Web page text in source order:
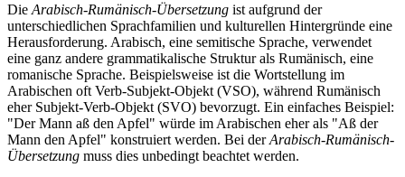
Die Arabisch-Rumänisch-Übersetzung ist aufgrund der
unterschiedlichen Sprachfamilien und kulturellen Hintergründe eine
Herausforderung. Arabisch, eine semitische Sprache, verwendet
eine ganz andere grammatikalische Struktur als Rumänisch, eine
romanische Sprache. Beispielsweise ist die Wortstellung im
Arabischen oft Verb-Subjekt-Objekt (VSO), während Rumänisch
eher Subjekt-Verb-Objekt (SVO) bevorzugt. Ein einfaches Beispiel:
"Der Mann aß den Apfel" würde im Arabischen eher als "Aß der
Mann den Apfel" konstruiert werden. Bei derArabisch-Rumänisch-
Übersetzung muss dies unbedingt beachtet werden.